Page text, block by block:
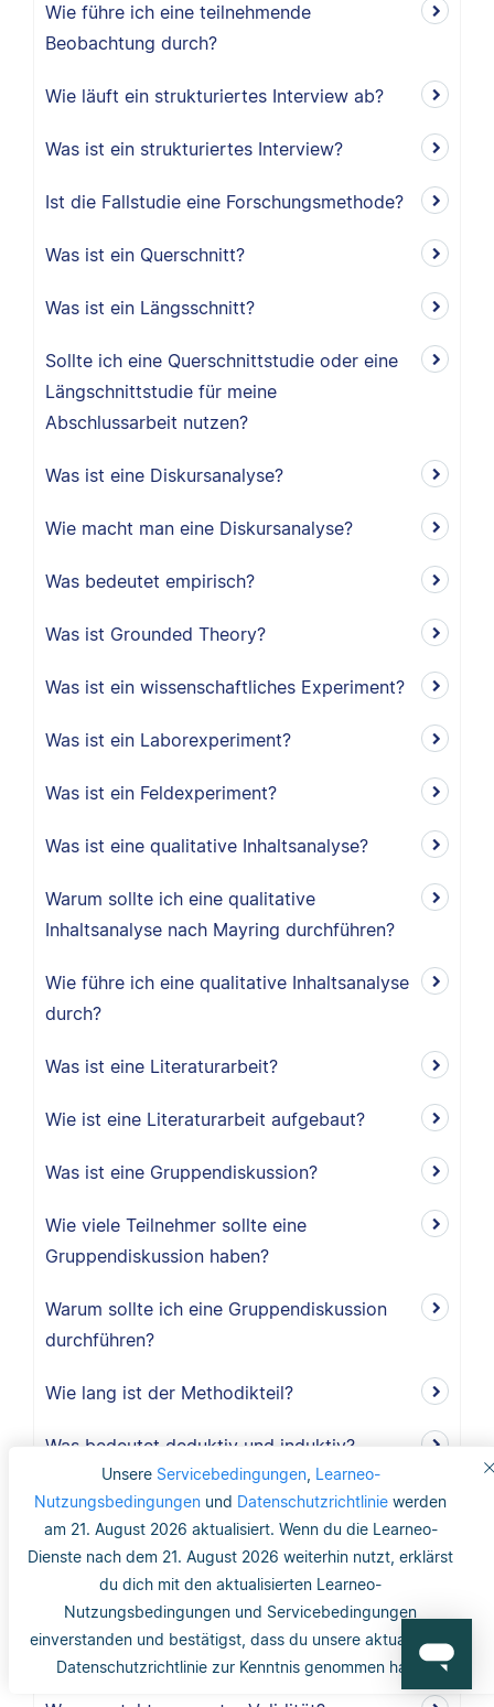
Unsere Servicebedingungen, Learneo-
Nutzungsbedingungen und Datenschutzrichtlinie werden
am 21. August 2026 aktualisiert. Wenn du die Learneo-
Dienste nach dem 21. August 2026 weiterhin nutzt, erklärst
du dich mit den aktualisierten Learneo-
Nutzungsbedingungen und Servicebedingungen
einverstanden und bestätigst, dass du unsere aktualisierte
Datenschutzrichtlinie zur Kenntnis genommen hast.
Wie führe ich eine teilnehmende
Beobachtung durch?
Wie läuft ein strukturiertes Interview ab?
Was ist ein strukturiertes Interview?
Ist die Fallstudie eine Forschungsmethode?
Was ist ein Querschnitt?
Was ist ein Längsschnitt?
Sollte ich eine Querschnittstudie oder eine
Längschnittstudie für meine
Abschlussarbeit nutzen?
Was ist eine Diskursanalyse?
Wie macht man eine Diskursanalyse?
Was bedeutet empirisch?
Was ist Grounded Theory?
Was ist ein wissenschaftliches Experiment?
Was ist ein Laborexperiment?
Was ist ein Feldexperiment?
Was ist eine qualitative Inhaltsanalyse?
Warum sollte ich eine qualitative
Inhaltsanalyse nach Mayring durchführen?
Wie führe ich eine qualitative Inhaltsanalyse
durch?
Was ist eine Literaturarbeit?
Wie ist eine Literaturarbeit aufgebaut?
Was ist eine Gruppendiskussion?
Wie viele Teilnehmer sollte eine
Gruppendiskussion haben?
Warum sollte ich eine Gruppendiskussion
durchführen?
Wie lang ist der Methodikteil?
Was bedeutet deduktiv und induktiv?
Was bedeutet induktiv?
Was bedeutet deduktiv?
Was ist Validität?
Was ist interne Validität?